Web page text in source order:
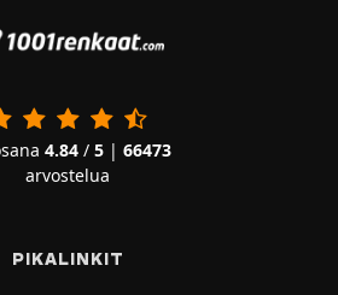
4.84/ 5| 66473
arvostelua
PIKALINKIT